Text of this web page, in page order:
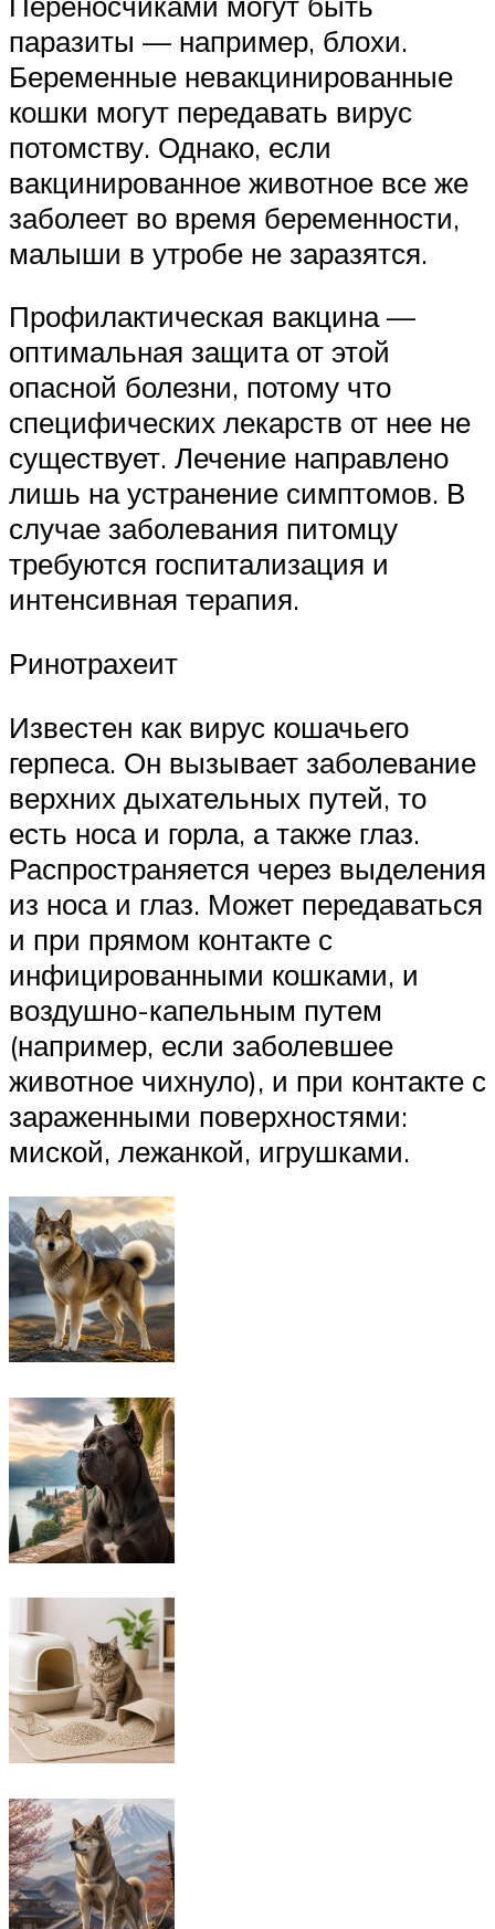
паразиты — например, блохи.
Беременные невакцинированные
кошки могут передавать вирус
потомству. Однако, если
вакцинированное животное все же
заболеет во время беременности,
малыши в утробе не заразятся.
Профилактическая вакцина —
оптимальная защита от этой
опасной болезни, потому что
специфических лекарств от нее не
существует. Лечение направлено
лишь на устранение симптомов. В
случае заболевания питомцу
требуются госпитализация и
интенсивная терапия.
Ринотрахеит
Известен как вирус кошачьего
герпеса. Он вызывает заболевание
верхних дыхательных путей, то
есть носа и горла, а также глаз.
Распространяется через выделения
из носа и глаз. Может передаваться
и при прямом контакте с
инфицированными кошками, и
воздушно-капельным путем
(например, если заболевшее
животное чихнуло), и при контакте с
зараженными поверхностями:
миской, лежанкой, игрушками.